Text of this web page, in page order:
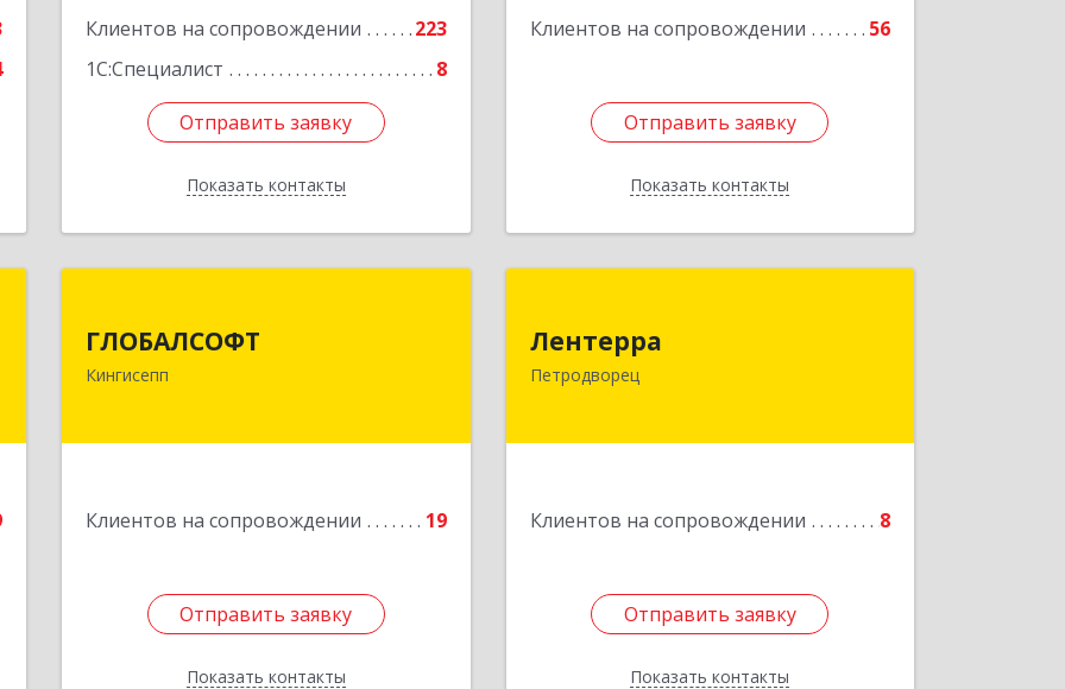
Клиентов на сопровождении
223
1С:Специалист
8
Отправить заявку
Показать контакты
Отправить заявку
Назад
Клиентов на сопровождении 56
Отправить заявку
Показать контакты
Отправить заявку
Назад
ГЛОБАЛСОФТ
Кингисепп
Клиентов на сопровождении 19
Отправить заявку
Показать контакты
Кингисеппский р-н, Кингисепп г,
Отправить заявку
Назад
Лентерра
Петродворец
Клиентов на сопровождении 8
Отправить заявку
Показать контакты
198517, Санкт-Петербург, Петергоф г,
Ропшинское шоссе, дом № 3, корпус 2,
Отправить заявку
Назад